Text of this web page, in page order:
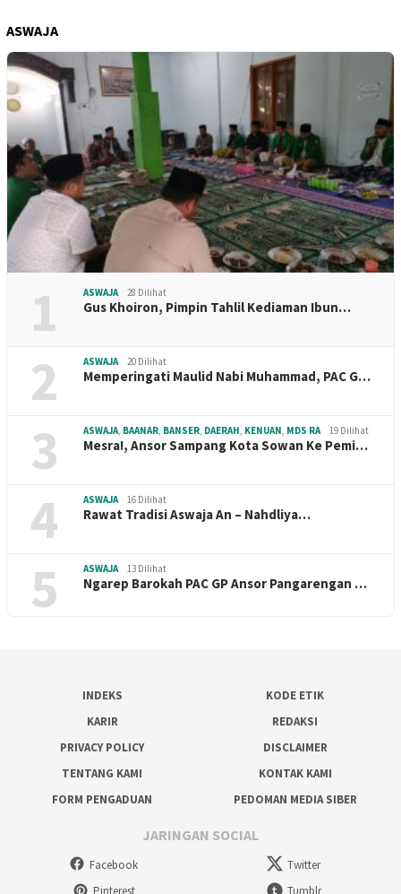
ASWAJA
1 ASWAJA 28 Dilihat
Gus Khoiron, Pimpin Tahlil Kediaman Ibun…
2 ASWAJA 20 Dilihat
Memperingati Maulid Nabi Muhammad, PAC G…
3 ASWAJA, BAANAR, BANSER, DAERAH, KENUAN, MDS RA 19 Dilihat
Mesra!, Ansor Sampang Kota Sowan Ke Pemi…
4 ASWAJA 16 Dilihat
Rawat Tradisi Aswaja An – Nahdliya…
5 ASWAJA 13 Dilihat
Ngarep Barokah PAC GP Ansor Pangarengan …
INDEKS
KODE ETIK
KARIR
REDAKSI
PRIVACY POLICY
DISCLAIMER
TENTANG KAMI
KONTAK KAMI
FORM PENGADUAN
PEDOMAN MEDIA SIBER
JARINGAN SOCIAL
Facebook
Twitter